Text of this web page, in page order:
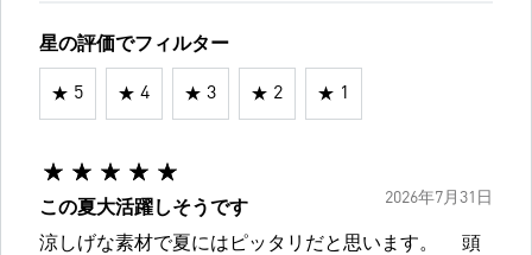
星の評価でフィルター
5 4 3 2 1
2026年7月31日
この夏大活躍しそうです
涼しげな素材で夏にはピッタリだと思います。 頭